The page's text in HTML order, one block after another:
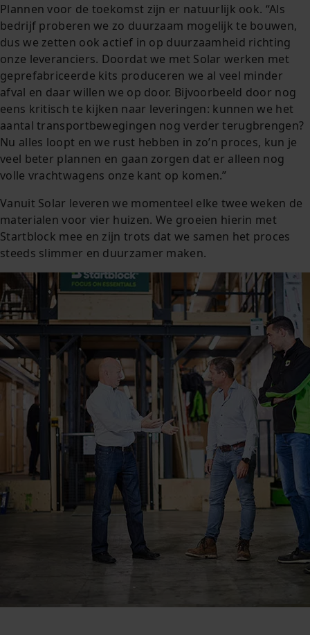
Plannen voor de toekomst zijn er natuurlijk ook. “Als
bedrijf proberen we zo duurzaam mogelijk te bouwen,
dus we zetten ook actief in op duurzaamheid richting
onze leveranciers. Doordat we met Solar werken met
geprefabriceerde kits produceren we al veel minder
afval en daar willen we op door. Bijvoorbeeld door nog
eens kritisch te kijken naar leveringen: kunnen we het
aantal transportbewegingen nog verder terugbrengen?
Nu alles loopt en we rust hebben in zo’n proces, kun je
veel beter plannen en gaan zorgen dat er alleen nog
volle vrachtwagens onze kant op komen.”
Vanuit Solar leveren we momenteel elke twee weken de
materialen voor vier huizen. We groeien hierin met
Startblock mee en zijn trots dat we samen het proces
steeds slimmer en duurzamer maken.